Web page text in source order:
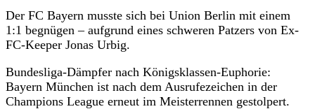
Der FC Bayern musste sich bei Union Berlin mit einem
1:1 begnügen – aufgrund eines schweren Patzers von Ex-
FC-Keeper Jonas Urbig.
Bundesliga-Dämpfer nach Königsklassen-Euphorie:
Bayern München ist nach dem Ausrufezeichen in der
Champions League erneut im Meisterrennen gestolpert.